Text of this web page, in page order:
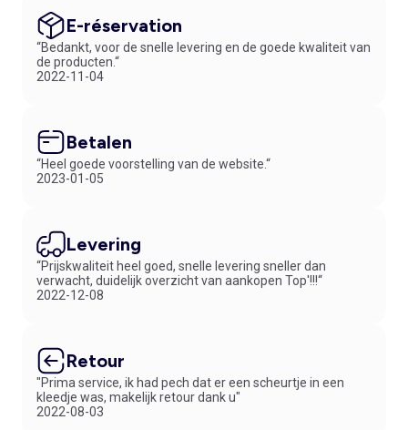
E-réservation
“Bedankt, voor de snelle levering en de goede kwaliteit van
de producten.“
2022-11-04
Betalen
“Heel goede voorstelling van de website.“
2023-01-05
Levering
“Prijskwaliteit heel goed, snelle levering sneller dan
verwacht, duidelijk overzicht van aankopen Top'!!!“
2022-12-08
Retour
"Prima service, ik had pech dat er een scheurtje in een
kleedje was, makelijk retour dank u"
2022-08-03